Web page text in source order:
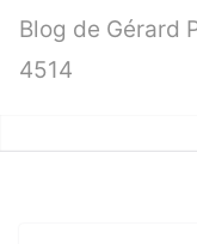
Blog de Gérard
4514